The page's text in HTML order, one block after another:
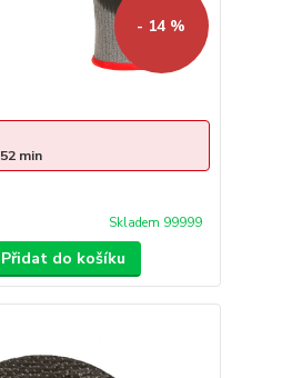
- 14 %
Skladem 99999
52 min
Přidat do košíku